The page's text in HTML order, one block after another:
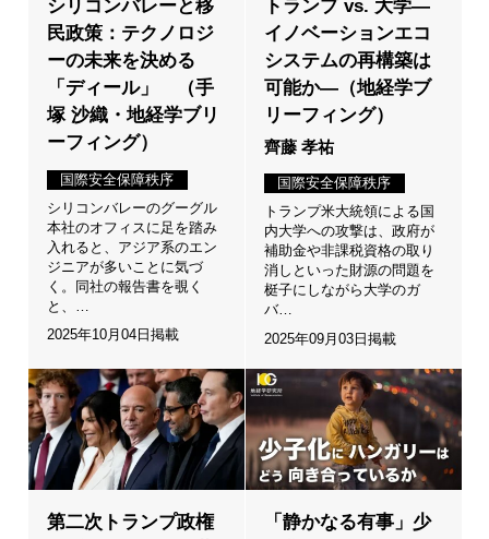
シリコンバレーと移
民政策：テクノロジ
ーの未来を決める
「ディール」 （手
塚 沙織・地経学ブリ
ーフィング）
国際安全保障秩序
シリコンバレーのグーグル
本社のオフィスに足を踏み
入れると、アジア系のエン
ジニアが多いことに気づ
く。同社の報告書を覗く
と、…
2025年10月04日掲載
トランプ vs. 大学―
イノベーションエコ
システムの再構築は
可能か―（地経学ブ
リーフィング）
齊藤 孝祐
国際安全保障秩序
トランプ米大統領による国
内大学への攻撃は、政府が
補助金や非課税資格の取り
消しといった財源の問題を
梃子にしながら大学のガ
バ…
2025年09月03日掲載
第二次トランプ政権
「静かなる有事」少